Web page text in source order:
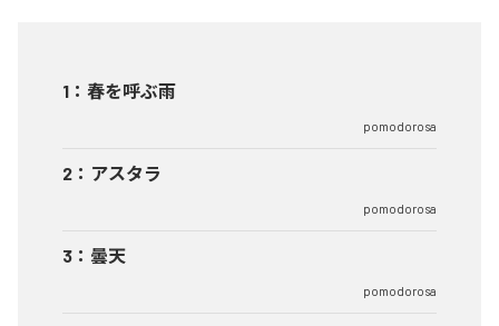
1 ： 春を呼ぶ雨
pomodorosa
2 ： アスタラ
pomodorosa
3 ： 曇天
pomodorosa